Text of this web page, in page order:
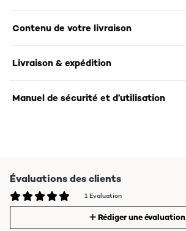
Contenu de votre livraison
Livraison & expédition
Manuel de sécurité et d’utilisation
Évaluations des clients
1 Evaluation
Rédiger une évaluation